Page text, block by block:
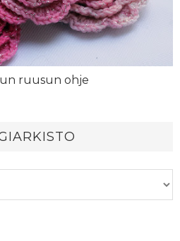
ruusun ohje